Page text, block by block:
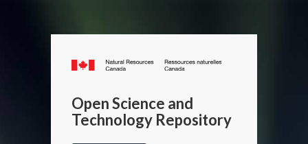
Canada.ca
/
Canada
Open Science and
Technology Repository